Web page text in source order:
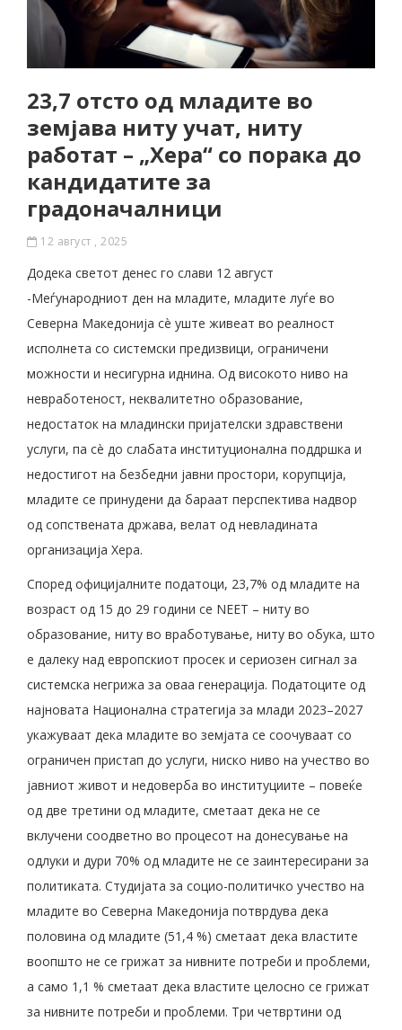
23,7 отсто од младите во
земјава ниту учат, ниту
работат – „Хера“ со порака до
кандидатите за
градоначалници
12 август , 2025
Додека светот денес го слави 12 август
-Меѓународниот ден на младите, младите луѓе во
Северна Македонија сè уште живеат во реалност
исполнета со системски предизвици, ограничени
можности и несигурна иднина. Од високото ниво на
невработеност, неквалитетно образование,
недостаток на младински пријателски здравствени
услуги, па сè до слабата институционална поддршка и
недостигот на безбедни јавни простори, корупција,
младите се принудени да бараат перспектива надвор
од сопствената држава, велат од невладината
организација Хера.
Според официјалните податоци, 23,7% од младите на
возраст од 15 до 29 години се NEET – ниту во
образование, ниту во вработување, ниту во обука, што
е далеку над европскиот просек и сериозен сигнал за
системска негрижа за оваа генерација. Податоците од
најновата Национална стратегија за млади 2023–2027
укажуваат дека младите во земјата се соочуваат со
ограничен пристап до услуги, ниско ниво на учество во
јавниот живот и недоверба во институциите – повеќе
од две третини од младите, сметаат дека не се
вклучени соодветно во процесот на донесување на
одлуки и дури 70% од младите не се заинтересирани за
политиката. Студијата за социо-политичко учество на
младите во Северна Македонија потврдува дека
половина од младите (51,4 %) сметаат дека властите
воопшто не се грижат за нивните потреби и проблеми,
а само 1,1 % сметаат дека властите целосно се грижат
за нивните потреби и проблеми. Три четвртини од